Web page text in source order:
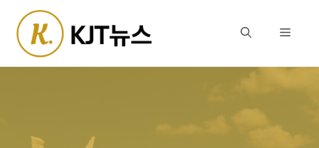
content
Menu